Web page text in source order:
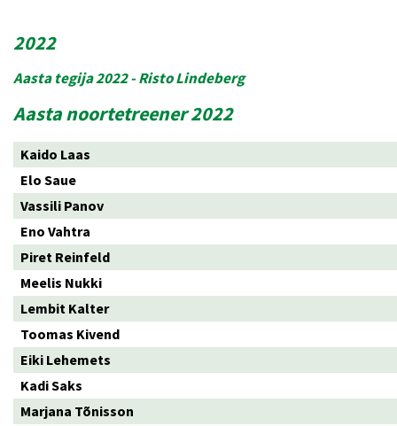
2022
Aasta tegija 2022 - Risto Lindeberg
Aasta noortetreener 2022
Kaido Laas
Elo Saue
Vassili Panov
Eno Vahtra
Piret Reinfeld
Meelis Nukki
Lembit Kalter
Toomas Kivend
Eiki Lehemets
Kadi Saks
Marjana Tõnisson